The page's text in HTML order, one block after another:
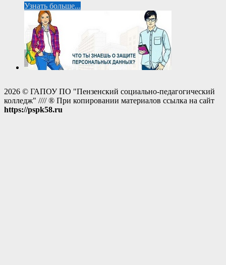
Узнать больше...
2026 © ГАПОУ ПО "Пензенский социально-педагогический
колледж" //// ® При копировании материалов ссылка на сайт
https://pspk58.ru